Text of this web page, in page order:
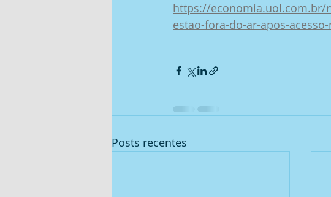
https://economia.uol.com.br/
estao-fora-do-ar-apos-
Posts recentes